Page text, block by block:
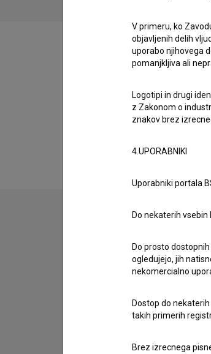
Razširjeni podatki
Spoštovani, s pomočjo
prijavljam napako
želim dodati podatke
V primeru, ko
objavljenih delih
uporabo njihovega
pomanjkljiva ali
Logotipi in drugi
z Zakonom o
znakov brez
4.UPORABNIKI
Uporabniki portala
Do nekaterih
Do prosto
ogledujejo, jih
nekomercialno
Dostop do
takih primerih
Brez izrecnega